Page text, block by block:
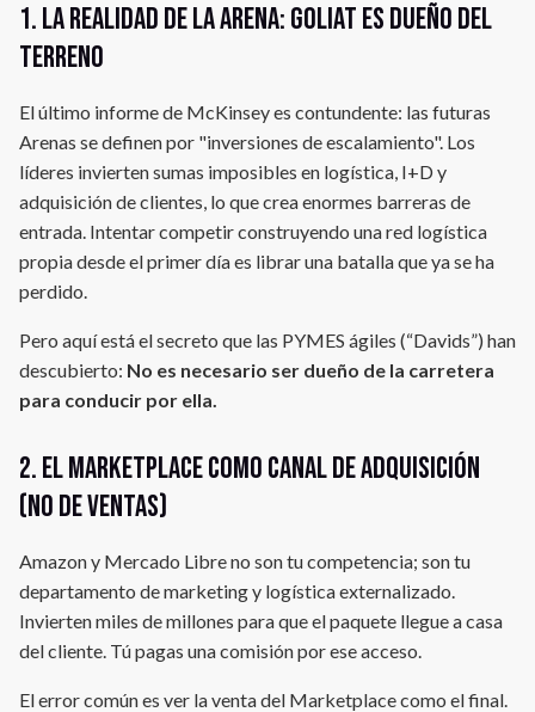
1. La realidad de la arena: Goliat es dueño del
terreno
El último informe de McKinsey es contundente: las futuras
Arenas se definen por "inversiones de escalamiento". Los
líderes invierten sumas imposibles en logística, I+D y
adquisición de clientes, lo que crea enormes barreras de
entrada. Intentar competir construyendo una red logística
propia desde el primer día es librar una batalla que ya se ha
perdido.
Pero aquí está el secreto que las PYMES ágiles (“Davids”) han
descubierto: No es necesario ser dueño de la carretera
para conducir por ella.
2. El Marketplace como canal de adquisición
(no de ventas)
Amazon y Mercado Libre no son tu competencia; son tu
departamento de marketing y logística externalizado.
Invierten miles de millones para que el paquete llegue a casa
del cliente. Tú pagas una comisión por ese acceso.
El error común es ver la venta del Marketplace como el final.